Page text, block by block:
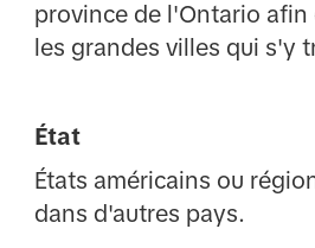
province de l'Ontario afin
les grandes villes qui s'y
État
États américains ou
dans d'autres pays.